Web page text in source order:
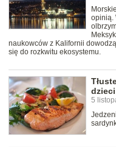
opinią.
naukowców z Kalifornii
się do rozkwitu ekosystemu.
dzieci
5